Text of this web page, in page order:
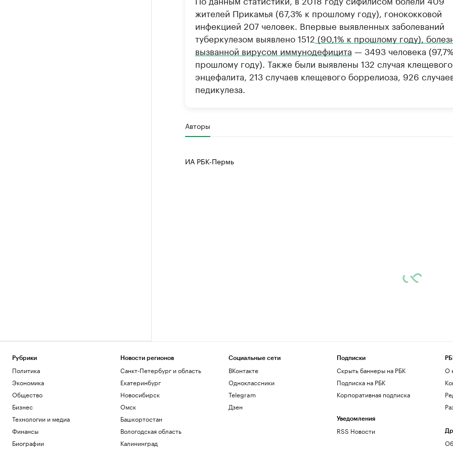
жителей Прикамья (67,3% к прошлому году), гонококковой
инфекцией 207 человек. Впервые выявленных заболеваний
туберкулезом выявлено 1512 (90,1% к прошлому году),
вызванной вирусом иммунодефицита — 3493 человека
прошлому году). Также были выявлены 132 случая клещевого
энцефалита, 213 случаев клещевого боррелиоза, 926
педикулеза.
Авторы
ИА РБК-Пермь
Рубрики
Политика
Экономика
Общество
Бизнес
Технологии и медиа
Финансы
Биографии
Новости регионов
Санкт-Петербург и область
Екатеринбург
Новосибирск
Омск
Башкортостан
Вологодская область
Калининград
Социальные сети
ВКонтакте
Одноклассники
Telegram
Дзен
Подписки
Скрыть баннеры на РБК
Подписка на РБК
Корпоративная подписка
Уведомления
RSS Новости
О